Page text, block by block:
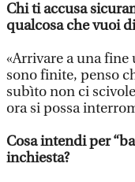
Chi ti accusa
qualcosa che vuoi
«Arrivare a una fine
sono finite, penso
subìto non ci
ora si possa
Cosa intendi per
inchiesta?